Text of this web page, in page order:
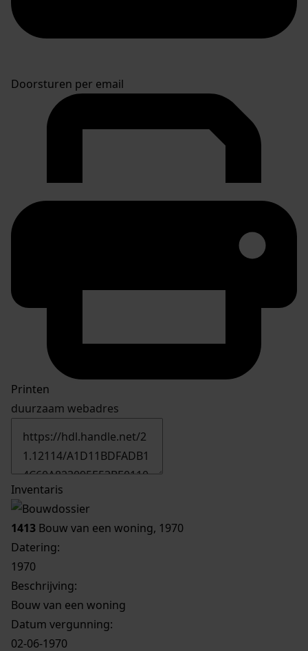
Doorsturen per email
Printen
duurzaam webadres
Inventaris
1413 Bouw van een woning, 1970
Datering:
1970
Beschrijving:
Bouw van een woning
Datum vergunning:
02-06-1970